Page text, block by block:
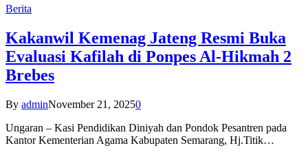
Berita
Kakanwil Kemenag Jateng Resmi Buka
Evaluasi Kafilah di Ponpes Al-Hikmah 2
Brebes
By adminNovember 21, 20250
Ungaran – Kasi Pendidikan Diniyah dan Pondok Pesantren pada
Kantor Kementerian Agama Kabupaten Semarang, Hj.Titik…